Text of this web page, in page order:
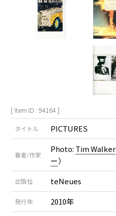
[ Item ID : 94164 ]
タイトル PICTURES
著者/作家
Photo: Tim Walker
ー）
出版社 teNeues
発行年 2010年